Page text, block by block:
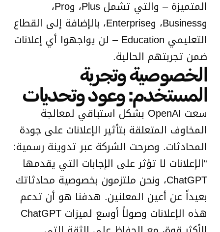
المتميزة – والتي تشمل Plus، وPro،
وBusiness، وEnterprise، بالإضافة إلى القطاع
التعليمي Education – لن يواجهوا أي إعلانات
ضمن تجربتهم الحالية.
الخصوصية وتجربة
المستخدم: وعود وتحديات
سعت OpenAI بشكل استباقي لمعالجة
المخاوف المتعلقة بتأثير الإعلانات على جودة
المحادثات. وصرحت الشركة عبر تدوينة رسمية:
“الإعلانات لا تؤثر على الإجابات التي يقدمها
ChatGPT، ونحن ملتزمون بخصوصية محادثاتك
بعيداً عن أعين المعلنين. هدفنا هو أن تدعم
هذه الإعلانات وصولاً أوسع لميزات ChatGPT